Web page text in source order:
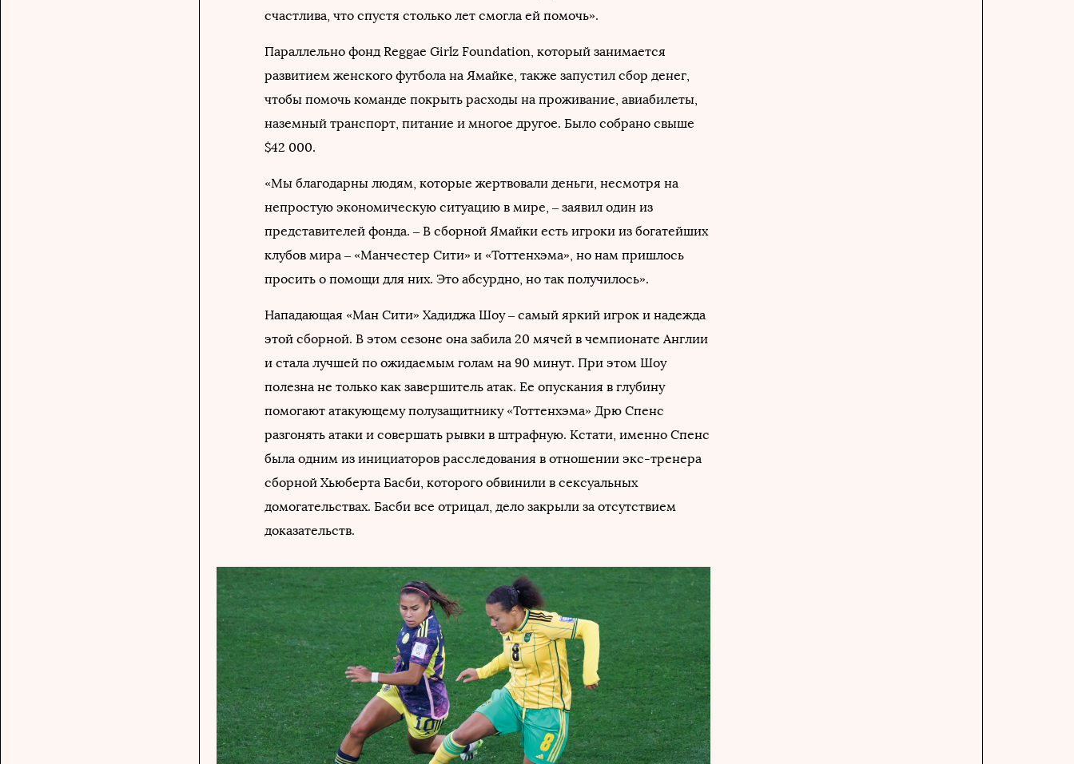
счастлива, что спустя столько лет смогла ей помочь».
Параллельно фонд Reggae Girlz Foundation, который занимается
развитием женского футбола на Ямайке, также запустил сбор денег,
чтобы помочь команде покрыть расходы на проживание, авиабилеты,
наземный транспорт, питание и многое другое. Было собрано свыше
$42 000.
«Мы благодарны людям, которые жертвовали деньги, несмотря на
непростую экономическую ситуацию в мире, – заявил один из
представителей фонда. – В сборной Ямайки есть игроки из богатейших
клубов мира – «Манчестер Сити» и «Тоттенхэма», но нам пришлось
просить о помощи для них. Это абсурдно, но так получилось».
Нападающая «Ман Сити» Хадиджа Шоу – самый яркий игрок и надежда
этой сборной. В этом сезоне она забила 20 мячей в чемпионате Англии
и стала лучшей по ожидаемым голам на 90 минут. При этом Шоу
полезна не только как завершитель атак. Ее опускания в глубину
помогают атакующему полузащитнику «Тоттенхэма» Дрю Спенс
разгонять атаки и совершать рывки в штрафную. Кстати, именно Спенс
была одним из инициаторов расследования в отношении экс-тренера
сборной Хьюберта Басби, которого обвинили в сексуальных
домогательствах. Басби все отрицал, дело закрыли за отсутствием
доказательств.